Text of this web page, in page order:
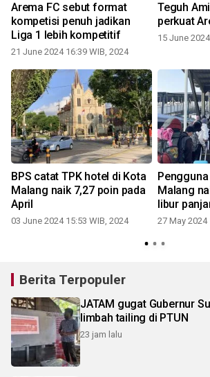
Arema FC sebut format
kompetisi penuh jadikan
Liga 1 lebih kompetitif
21 June 2024 16:39 WIB, 2024
Teguh
perkuat
15 June
BPS catat TPK hotel di Kota
Malang naik 7,27 poin pada
April
03 June 2024 15:53 WIB, 2024
Malang
libur
27 May 2024
Berita Terpopuler
JATAM gugat Gubernur
limbah tailing di PTUN
23 jam lalu